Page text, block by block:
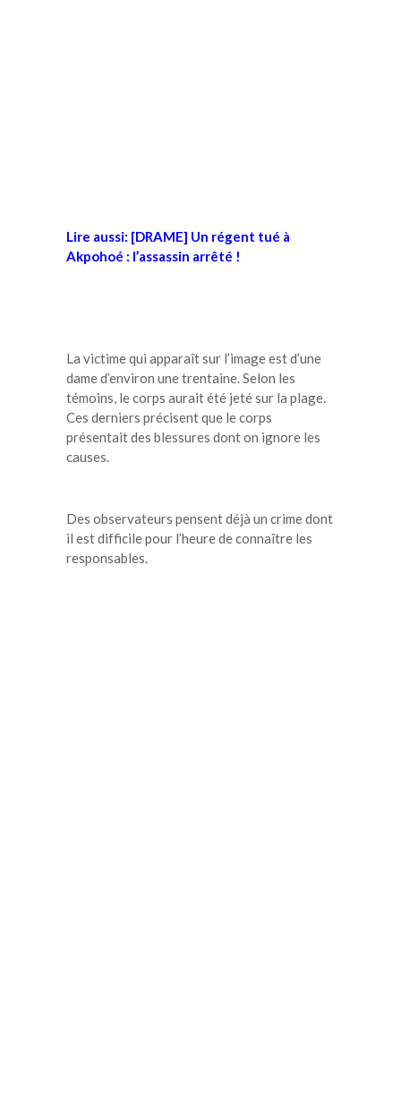
Lire aussi: [DRAME] Un régent tué à
Akpohoé : l’assassin arrêté !
La victime qui apparaît sur l’image est d’une
dame d’environ une trentaine. Selon les
témoins, le corps aurait été jeté sur la plage.
Ces derniers précisent que le corps
présentait des blessures dont on ignore les
causes.
Des observateurs pensent déjà un crime dont
il est difficile pour l’heure de connaître les
responsables.